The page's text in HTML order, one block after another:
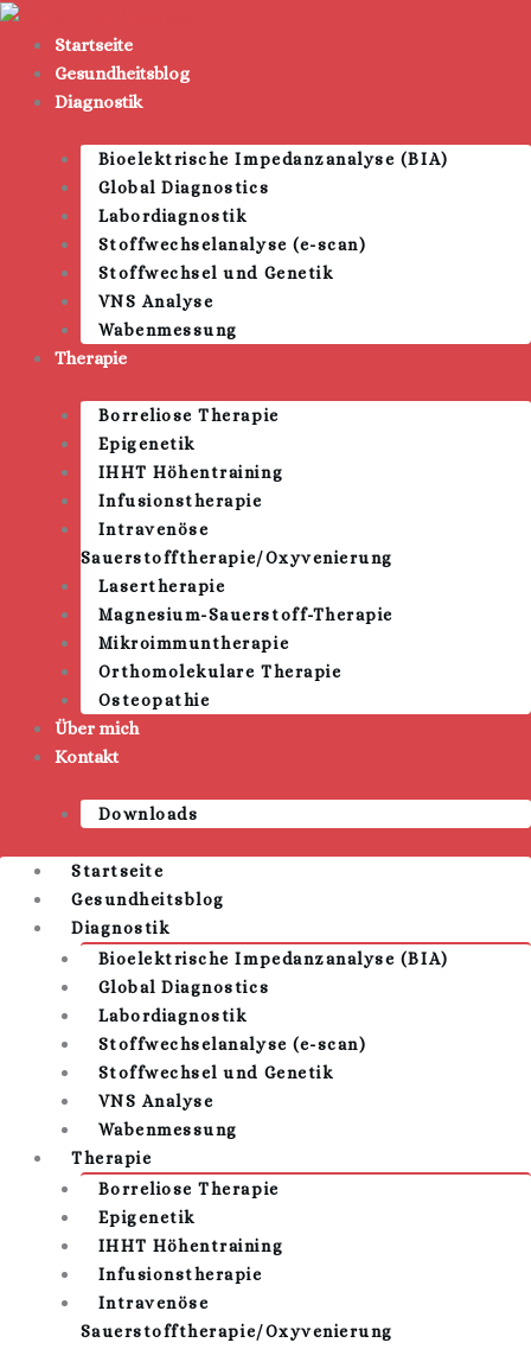
Zum
Inhalt
springen
Startseite
Gesundheitsblog
Diagnostik
Bioelektrische Impedanzanalyse (BIA)
Global Diagnostics
Labordiagnostik
Stoffwechselanalyse (e-scan)
Stoffwechsel und Genetik
VNS Analyse
Wabenmessung
Therapie
Borreliose Therapie
Epigenetik
IHHT Höhentraining
Infusionstherapie
Intravenöse
Sauerstofftherapie/Oxyvenierung
Lasertherapie
Magnesium-Sauerstoff-Therapie
Mikroimmuntherapie
Orthomolekulare Therapie
Osteopathie
Über mich
Kontakt
Downloads
Startseite
Gesundheitsblog
Diagnostik
Bioelektrische Impedanzanalyse (BIA)
Global Diagnostics
Labordiagnostik
Stoffwechselanalyse (e-scan)
Stoffwechsel und Genetik
VNS Analyse
Wabenmessung
Therapie
Borreliose Therapie
Epigenetik
IHHT Höhentraining
Infusionstherapie
Intravenöse
Sauerstofftherapie/Oxyvenierung